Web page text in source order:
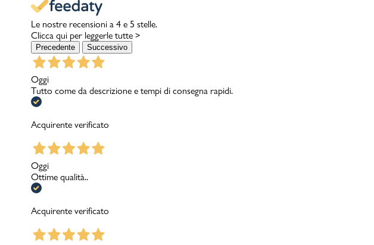
Le nostre recensioni a 4 e 5 stelle.
Clicca qui per leggerle tutte >
Precedente Successivo
Oggi
Tutto come da descrizione e tempi di consegna rapidi.
Acquirente verificato
Oggi
Ottime qualità..
Acquirente verificato